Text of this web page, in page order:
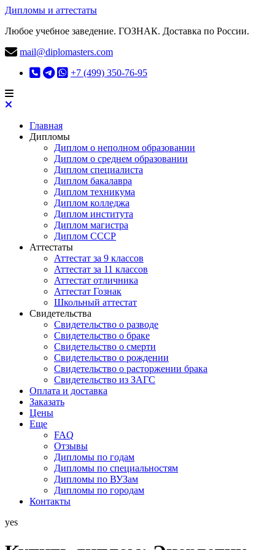
Дипломы и аттестаты
Любое учебное заведение. ГОЗНАК. Доставка по России.
mail@diplomasters.com
+7 (499) 350-76-95
Главная
Дипломы
Диплом о неполном образовании
Диплом о среднем образовании
Диплом специалиста
Диплом бакалавра
Диплом техникума
Диплом колледжа
Диплом института
Диплом магистра
Диплом СССР
Аттестаты
Аттестат за 9 классов
Аттестат за 11 классов
Аттестат отличника
Аттестат Гознак
Школьный аттестат
Свидетельства
Свидетельство о разводе
Свидетельство о браке
Свидетельство о смерти
Свидетельство о рождении
Свидетельство о расторжении брака
Свидетельство из ЗАГС
Оплата и доставка
Заказать
Цены
Еще
FAQ
Отзывы
Дипломы по годам
Дипломы по специальностям
Дипломы по ВУЗам
Дипломы по городам
Контакты
yes